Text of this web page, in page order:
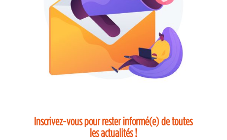
Inscrivez-vous pour rester informé(e) de toutes
les actualités !